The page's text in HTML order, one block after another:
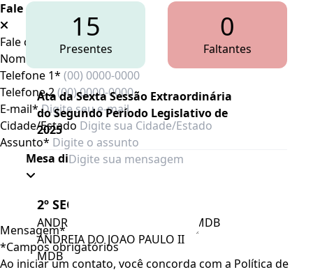
Fale conosco
Fale conosco
Nome*
Telefone 1*
Telefone 2
E-mail*
Cidade/Estado
Assunto*
Mensagem*
*Campos obrigatórios
Ao iniciar um contato, você concorda com a Política de
15
Presentes
0
Faltantes
Ata da Sexta Sessão Extraordinária
do Segundo Período Legislativo de
2025
Mesa diretora
2º SECRETÁRIO(A)
ANDREIA DO JOÃO PAULO II / MDB
ANDREIA DO JOÃO PAULO II
MDB